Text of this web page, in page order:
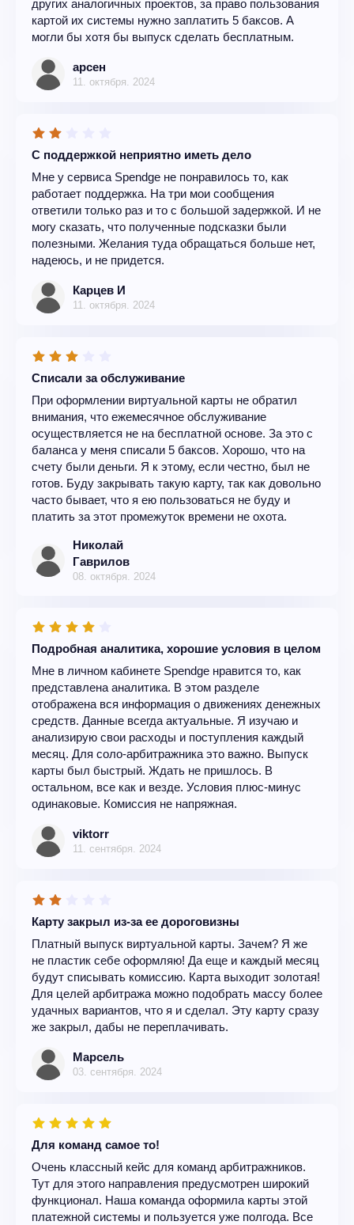
других аналогичных проектов, за право пользования
картой их системы нужно заплатить 5 баксов. А
могли бы хотя бы выпуск сделать бесплатным.
арсен
11. октября. 2024
С поддержкой неприятно иметь дело
Мне у сервиса Spendge не понравилось то, как
работает поддержка. На три мои сообщения
ответили только раз и то с большой задержкой. И не
могу сказать, что полученные подсказки были
полезными. Желания туда обращаться больше нет,
надеюсь, и не придется.
Карцев И
11. октября. 2024
Списали за обслуживание
При оформлении виртуальной карты не обратил
внимания, что ежемесячное обслуживание
осуществляется не на бесплатной основе. За это с
баланса у меня списали 5 баксов. Хорошо, что на
счету были деньги. Я к этому, если честно, был не
готов. Буду закрывать такую карту, так как довольно
часто бывает, что я ею пользоваться не буду и
платить за этот промежуток времени не охота.
Николай
Гаврилов
08. октября. 2024
Подробная аналитика, хорошие условия в целом
Мне в личном кабинете Spendge нравится то, как
представлена аналитика. В этом разделе
отображена вся информация о движениях денежных
средств. Данные всегда актуальные. Я изучаю и
анализирую свои расходы и поступления каждый
месяц. Для соло-арбитражника это важно. Выпуск
карты был быстрый. Ждать не пришлось. В
остальном, все как и везде. Условия плюс-минус
одинаковые. Комиссия не напряжная.
viktorr
11. сентября. 2024
Карту закрыл из-за ее дороговизны
Платный выпуск виртуальной карты. Зачем? Я же
не пластик себе оформляю! Да еще и каждый месяц
будут списывать комиссию. Карта выходит золотая!
Для целей арбитража можно подобрать массу более
удачных вариантов, что я и сделал. Эту карту сразу
же закрыл, дабы не переплачивать.
Марсель
03. сентября. 2024
Для команд самое то!
Очень классный кейс для команд арбитражников.
Тут для этого направления предусмотрен широкий
функционал. Наша команда оформила карты этой
платежной системы и пользуется уже полгода. Все